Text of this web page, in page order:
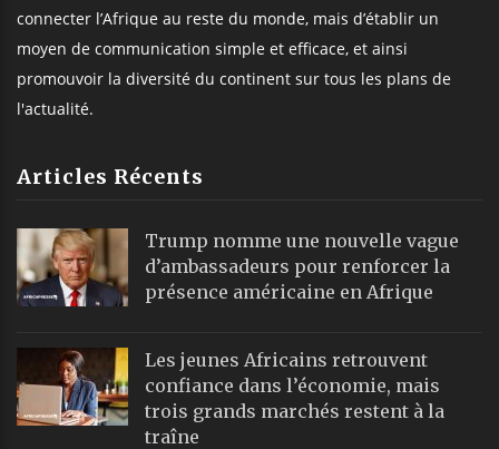
connecter l’Afrique au reste du monde, mais d’établir un
moyen de communication simple et efficace, et ainsi
promouvoir la diversité du continent sur tous les plans de
l'actualité.
Articles Récents
Trump nomme une nouvelle vague
d’ambassadeurs pour renforcer la
présence américaine en Afrique
Les jeunes Africains retrouvent
confiance dans l’économie, mais
trois grands marchés restent à la
traîne